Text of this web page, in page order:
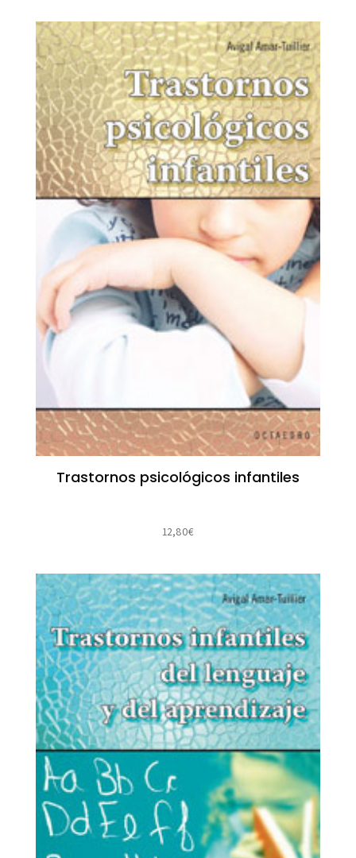
Trastornos psicológicos infantiles
12,80€